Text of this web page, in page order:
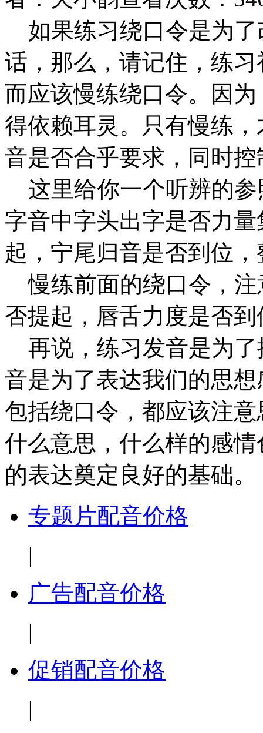
如果练习绕口令是为了
话，那么，请记住，练
而应该慢练绕口令。因
得依赖耳灵。只有慢练
音是否合乎要求，同时
这里给你一个听辨的参
字音中字头出字是否力
起，宁尾归音是否到位
慢练前面的绕口令，注
否提起，唇舌力度是否
再说，练习发音是为了
音是为了表达我们的思
包括绕口令，都应该注
什么意思，什么样的感
的表达奠定良好的基础。
专题片配音价格
|
广告配音价格
|
促销配音价格
|